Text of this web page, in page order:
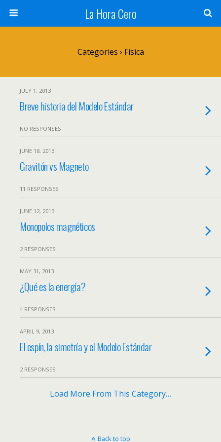
La Hora Cero
Categories › Física
JULY 1, 2013
Breve historia del Modelo Estándar
NO RESPONSES
JUNE 18, 2013
Gravitón vs Magneto
11 RESPONSES
JUNE 12, 2013
Monopolos magnéticos
2 RESPONSES
MAY 31, 2013
¿Qué es la energía?
4 RESPONSES
APRIL 9, 2013
El espín, la simetría y el Modelo Estándar
2 RESPONSES
Load More From This Category…
Back to top